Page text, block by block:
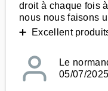
droit à chaque fois
nous nous faisons
➕ Excellent
Le
05/07/2025